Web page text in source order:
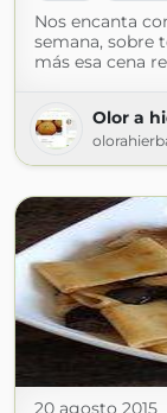
Nos encanta
semana, sobre
más esa cena
Olor a
20 agosto 2015